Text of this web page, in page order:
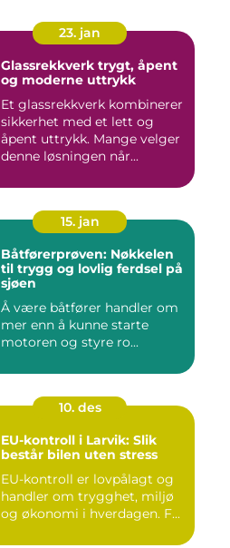
23. jan
Glassrekkverk trygt, åpent
og moderne uttrykk
Et glassrekkverk kombinerer
sikkerhet med et lett og
åpent uttrykk. Mange velger
denne løsningen når...
15. jan
Båtførerprøven: Nøkkelen
til trygg og lovlig ferdsel på
sjøen
Å være båtfører handler om
mer enn å kunne starte
motoren og styre ro...
10. des
EU-kontroll i Larvik: Slik
består bilen uten stress
EU-kontroll er lovpålagt og
handler om trygghet, miljø
og økonomi i hverdagen. F...